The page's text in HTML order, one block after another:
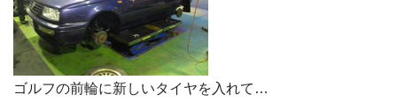
ゴルフの前輪に新しいタイヤを入れて…